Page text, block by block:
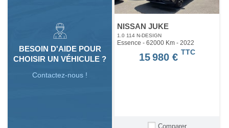
BESOIN D'AIDE POUR
CHOISIR UN VÉHICULE ?
Contactez-nous !
NISSAN JUKE
1.0 114 N-DESIGN
Essence - 62000 Km- 2022
15 980 € TTC
Comparer